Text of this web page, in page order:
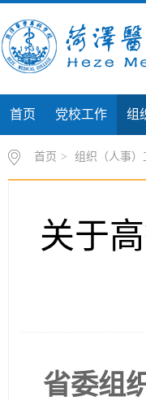
首页 党校工作 组
首页 > 组织（人事）
关于
省委组